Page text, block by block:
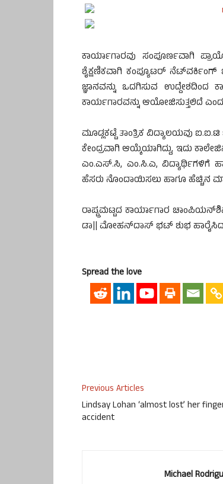
ಕಾರ್ಯಾಗಾರವು ಸಂಪೂರ್ಣವಾಗಿ
ಶೈಕ್ಷಣಿಕವಾಗಿ ಕಂಪ್ಯೂಟರ್
ಜ್ಞಾನವನ್ನು ಒದಗಿಸುವ ಉದ್ದೇಶದಿಂದ
ಕಾರ್ಯಗಾರವನ್ನು ಆಯೋಜಿಸುತ್ತಲಿದೆ
ಮೂಡ್ಲಕಟ್ಟೆ ತಾಂತ್ರಿಕ ವಿದ್ಯಾಲಯವು
ಕೇಂದ್ರವಾಗಿ ಆಯ್ಕೆಯಾಗಿದ್ದು, ಇದು
ಎಂ.ಎಸ್.ಸಿ, ಎಂ.ಸಿ.ಎ, ವಿದ್ಯಾರ್ಥಿಗಳಿಗೆ
ಹೆಸರು ನೊಂದಾಯಿಸಲು ಹಾಗೂ ಹೆಚ್ಚಿನ
ರಾಷ್ಟ್ರಮಟ್ಟದ ಕಾರ್ಯಾಗಾರ
ಡಾ|| ಮೋಹನ್‍ದಾಸ್ ಭಟ್ ಶುಭ
Spread the love
Previous Articles
Lindsay Lohan ‘almost lost’ her
accident
Michael